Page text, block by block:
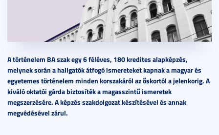
A történelem BA szak egy 6 féléves, 180 kredites alapképzés,
melynek során a hallgatók átfogó ismereteket kapnak a magyar és
egyetemes történelem minden korszakáról az őskortól a jelenkorig. A
kiváló oktatói gárda biztosíték a magasszintű ismeretek
megszerzésére. A képzés szakdolgozat készítésével és annak
megvédésével zárul.